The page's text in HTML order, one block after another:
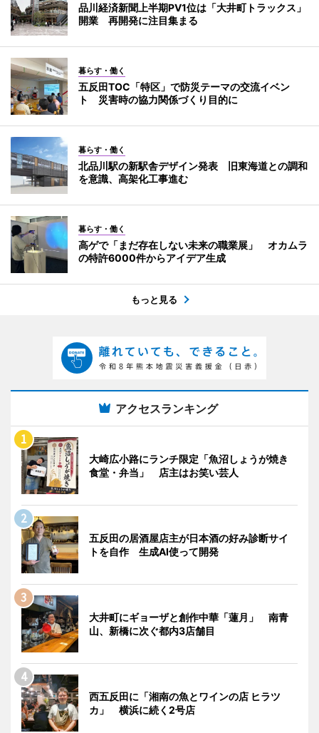
品川経済新聞上半期PV1位は「大井町トラックス」
開業 再開発に注目集まる
暮らす・働く
五反田TOC「特区」で防災テーマの交流イベン
ト 災害時の協力関係づくり目的に
暮らす・働く
北品川駅の新駅舎デザイン発表 旧東海道との調和
を意識、高架化工事進む
暮らす・働く
高ゲで「まだ存在しない未来の職業展」 オカムラ
の特許6000件からアイデア生成
もっと見る
アクセスランキング
大崎広小路にランチ限定「魚沼しょうが焼き
食堂・弁当」 店主はお笑い芸人
五反田の居酒屋店主が日本酒の好み診断サイ
トを自作 生成AI使って開発
大井町にギョーザと創作中華「蓮月」 南青
山、新橋に次ぐ都内3店舗目
西五反田に「湘南の魚とワインの店 ヒラツ
カ」 横浜に続く2号店